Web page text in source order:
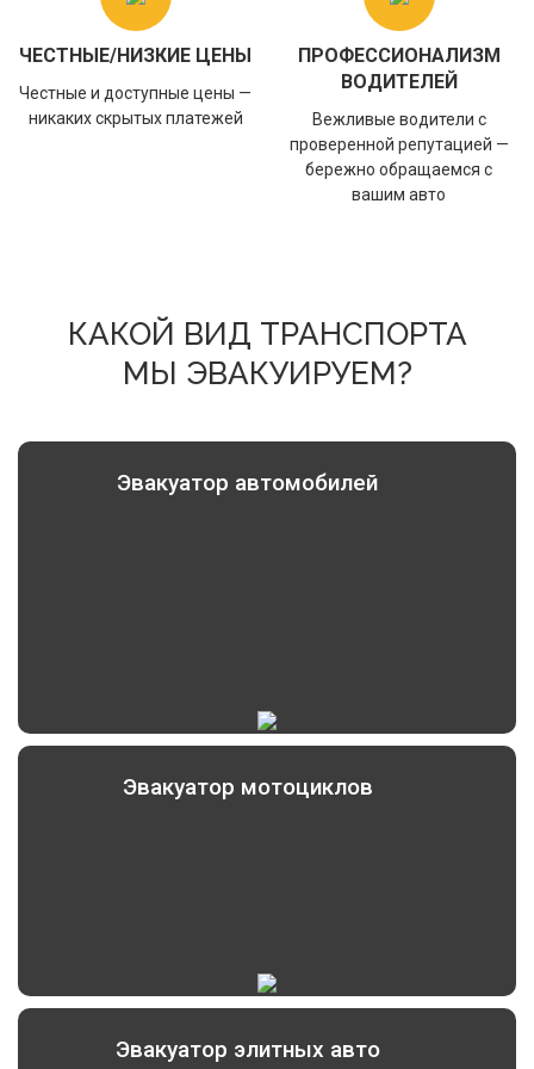
ЧЕСТНЫЕ/НИЗКИЕ ЦЕНЫ
Честные и доступные цены —
никаких скрытых платежей
ПРОФЕССИОНАЛИЗМ
ВОДИТЕЛЕЙ
Вежливые водители с
проверенной репутацией —
бережно обращаемся с
вашим авто
КАКОЙ ВИД ТРАНСПОРТА
МЫ ЭВАКУИРУЕМ?
Эвакуатор автомобилей
Эвакуатор мотоциклов
Эвакуатор элитных авто